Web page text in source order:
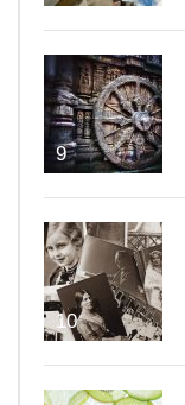
9
10